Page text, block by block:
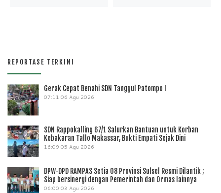
REPORTASE TERKINI
Gerak Cepat Benahi SDN Tanggul Patompo I
07:11 06 Agu 2026
SDN Rappokalling 67/1 Salurkan Bantuan untuk Korban
Kebakaran Tallo Makassar, Bukti Empati Sejak Dini
16:09 05 Agu 2026
DPW-DPD RAMPAS Setia 08 Provinsi Sulsel Resmi Dilantik ;
Siap bersinergi dengan Pemerintah dan Ormas lainnya
06:00 03 Agu 2026